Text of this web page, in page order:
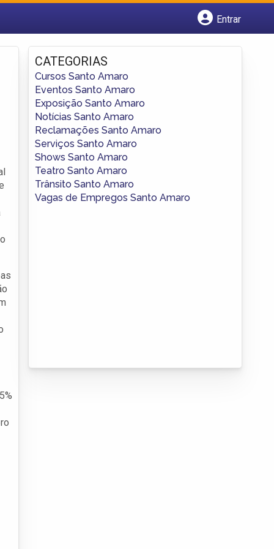
Entrar
Fazer login
Criar conta
CATEGORIAS
Cursos Santo Amaro
Eventos Santo Amaro
Exposição Santo Amaro
Notícias Santo Amaro
Reclamações Santo Amaro
Serviços Santo Amaro
Shows Santo Amaro
Teatro Santo Amaro
Trânsito Santo Amaro
Vagas de Empregos Santo Amaro